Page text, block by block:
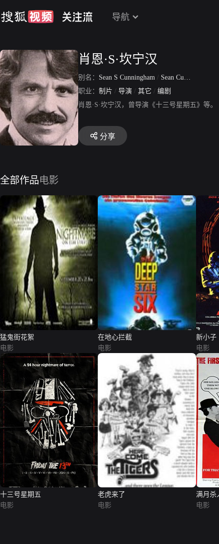
导航
肖恩·S·坎宁汉
别名： Sean S Cunningham / Sean Cunningham
职业： 制片 / 导演 / 其它 / 编剧
肖恩·S·坎宁汉，曾导演《十三号星期五》等。
分享
全部作品电影
猛鬼街花絮
电影
在地心拦截
电影
新小子
电影
十三号星期五
电影
老虎来了
电影
满月杀
电影